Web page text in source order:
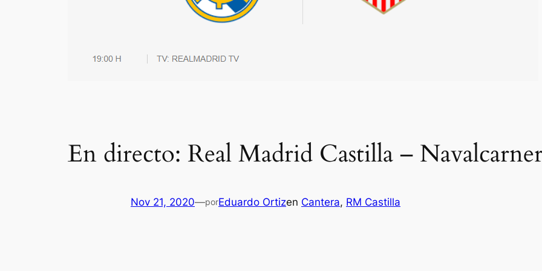
En directo: Real Madrid Castilla –
Nov 21, 2020—porEduardo Ortizen Cantera, RM Castilla